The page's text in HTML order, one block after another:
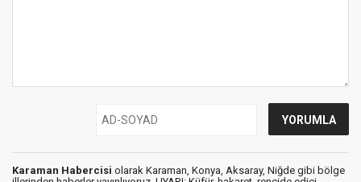
Karaman Habercisi olarak Karaman, Konya, Aksaray, Niğde gibi bölge